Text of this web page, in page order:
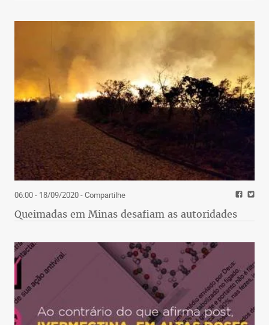
06:00 - 18/09/2020- Compartilhe
Queimadas em Minas desafiam as autoridades